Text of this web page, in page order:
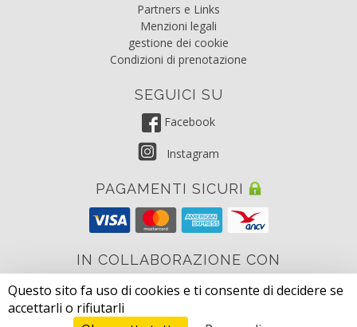
Partners e Links
Menzioni legali
gestione dei cookie
Condizioni di prenotazione
SEGUICI SU
Facebook
Instagram
PAGAMENTI SICURI
IN COLLABORAZIONE CON
Parc des Monges
Questo sito fa uso di cookies e ti consente di decidere se
accettarli o rifiutarli